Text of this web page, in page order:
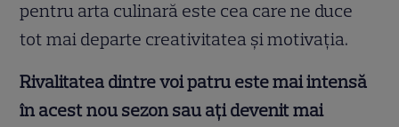
pentru arta culinară este cea care ne duce
tot mai departe creativitatea și motivația.
Rivalitatea dintre voi patru este mai intensă
în acest nou sezon sau ați devenit mai